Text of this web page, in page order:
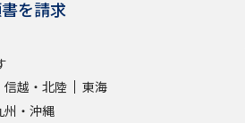
を請求
信越・北陸
東海
州・沖縄